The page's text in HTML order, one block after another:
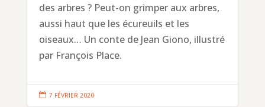
des arbres ? Peut-on grimper aux arbres,
aussi haut que les écureuils et les
oiseaux… Un conte de Jean Giono, illustré
par François Place.
 7 FÉVRIER 2020